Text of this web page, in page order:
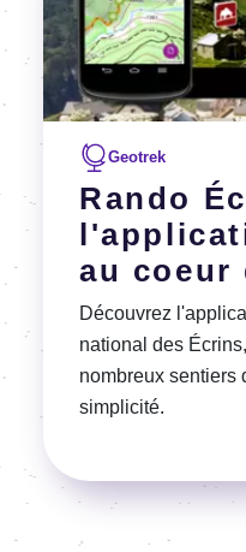
Rando
au coeur
Geotrek
Découvrez
national des
nombreux sentiers
simplicité.